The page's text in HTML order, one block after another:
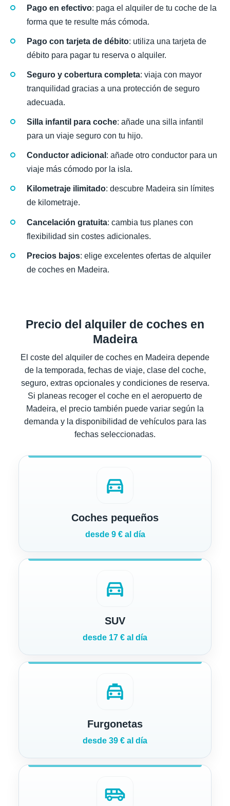
Pago en efectivo: paga el alquiler de tu coche de la
forma que te resulte más cómoda.
Pago con tarjeta de débito: utiliza una tarjeta de
débito para pagar tu reserva o alquiler.
Seguro y cobertura completa: viaja con mayor
tranquilidad gracias a una protección de seguro
adecuada.
Silla infantil para coche: añade una silla infantil
para un viaje seguro con tu hijo.
Conductor adicional : añade otro conductor para un
viaje más cómodo por la isla.
Kilometraje ilimitado: descubre Madeira sin límites
de kilometraje.
Cancelación gratuita: cambia tus planes con
flexibilidad sin costes adicionales.
Precios bajos: elige excelentes ofertas de alquiler
de coches en Madeira.
Precio del alquiler de coches en
Madeira
El coste del alquiler de coches en Madeira depende
de la temporada, fechas de viaje, clase del coche,
seguro, extras opcionales y condiciones de reserva.
Si planeas recoger el coche en el aeropuerto de
Madeira, el precio también puede variar según la
demanda y la disponibilidad de vehículos para las
fechas seleccionadas.
directions_car
Coches pequeños
desde 9 € al día
directions_car
SUV
desde 17 € al día
local_taxi
Furgonetas
desde 39 € al día
airport_shuttle